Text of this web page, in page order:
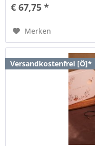
€ 67,75 *
Merken
Versandkostenfrei [Ö]*